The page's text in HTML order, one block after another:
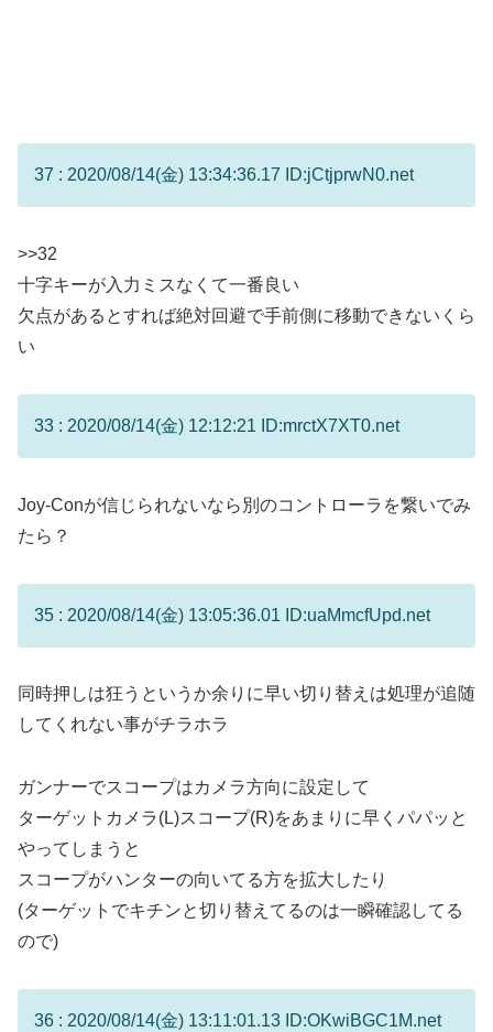
37 : 2020/08/14(金) 13:34:36.17 ID:jCtjprwN0.net
>>32
十字キーが入力ミスなくて一番良い
欠点があるとすれば絶対回避で手前側に移動できないくら
い
33 : 2020/08/14(金) 12:12:21 ID:mrctX7XT0.net
Joy-Conが信じられないなら別のコントローラを繋いでみ
たら？
35 : 2020/08/14(金) 13:05:36.01 ID:uaMmcfUpd.net
同時押しは狂うというか余りに早い切り替えは処理が追随
してくれない事がチラホラ
ガンナーでスコープはカメラ方向に設定して
ターゲットカメラ(L)スコープ(R)をあまりに早くパパッと
やってしまうと
スコープがハンターの向いてる方を拡大したり
(ターゲットでキチンと切り替えてるのは一瞬確認してる
ので)
36 : 2020/08/14(金) 13:11:01.13 ID:OKwiBGC1M.net